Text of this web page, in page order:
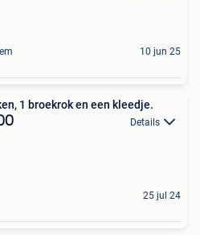
10 jun 25
1 broekrok en een kleedje.
Details
25 jul 24